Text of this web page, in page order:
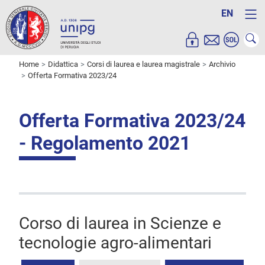
EN
Home Didattica Corsi di laurea e laurea magistrale
Archivio
Offerta Formativa 2023/24
Offerta Formativa 2023/24
- Regolamento 2021
Corso di laurea in Scienze e
tecnologie agro-alimentari